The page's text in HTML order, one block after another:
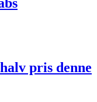
pris denne